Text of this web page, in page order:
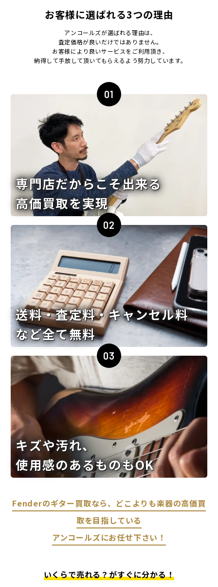
お客様に選ばれる3つの理由
アンコールズが選ばれる理由は､
査定価格が良いだけではありません｡
お客様により良いサービスをご利用頂き､
納得して手放して頂いてもらえるよう努力しています｡
01
専門店だからこそ出来る
高価買取を実現
02
送料・査定料・キャンセル料
など全て無料
03
キズや汚れ、
使用感のあるものもOK
Fenderのギター買取なら、どこよりも楽器の高価買
取を目指している
アンコールズにお任せ下さい！
いくらで売れる？がすぐに分かる！